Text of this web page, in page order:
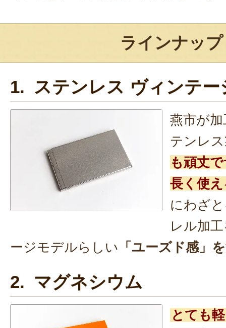
ラインナップ
1. ステンレス ヴィンテー
燕市が
テンレ
も頑丈
長く使
にわざ
レル加
ージモデルらしい 「ユーズド感」
2. マグネシウム
とても